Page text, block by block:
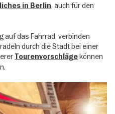
Berlin
Sportpark
in Berlin , auch für den
auf das Fahrrad, verbinden
durch die Stadt bei einer
Tourenvorschlägekönnen